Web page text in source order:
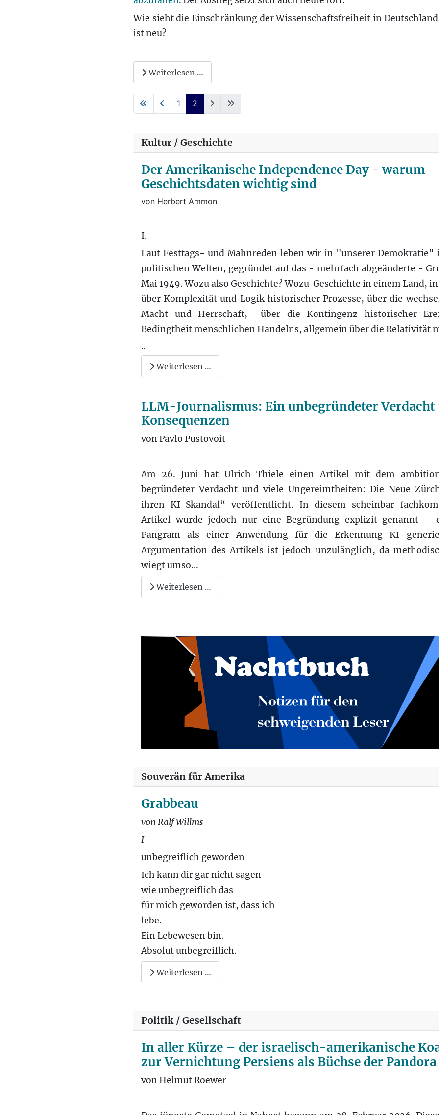
Wie sieht die Einschränkung der Wissenschaftsfreiheit in
ist neu?
Weiterlesen …
1 2
Kultur / Geschichte
Der Amerikanische Independence Day - warum
Geschichtsdaten wichtig sind
von Herbert Ammon
I.
Laut Festtags- und Mahnreden leben wir in "unserer Demokratie"
politischen Welten, gegründet auf das - mehrfach abgeänderte -
Mai 1949. Wozu also Geschichte? Wozu Geschichte in einem Land,
über Komplexität und Logik historischer Prozesse, über die
Macht und Herrschaft, über die Kontingenz historischer
Bedingtheit menschlichen Handelns, allgemein über die Relativität
...
Weiterlesen …
LLM-Journalismus: Ein unbegründeter Verdacht
Konsequenzen
von Pavlo Pustovoit
Am 26. Juni hat Ulrich Thiele einen Artikel mit dem
begründeter Verdacht und viele Ungereimtheiten: Die Neue
ihren KI-Skandal“ veröffentlicht. In diesem scheinbar
Artikel wurde jedoch nur eine Begründung explizit genannt –
Pangram als einer Anwendung für die Erkennung KI
Argumentation des Artikels ist jedoch unzulänglich, da
wiegt umso...
Weiterlesen …
Souverän für Amerika
Grabbeau
von Ralf Willms
I
unbegreiflich geworden
Ich kann dir gar nicht sagen
wie unbegreiflich das
für mich geworden ist, dass ich
lebe.
Ein Lebewesen bin.
Absolut unbegreiflich.
Weiterlesen …
Politik / Gesellschaft
In aller Kürze – der israelisch-amerikanische
zur Vernichtung Persiens als Büchse der Pandora
von Helmut Roewer